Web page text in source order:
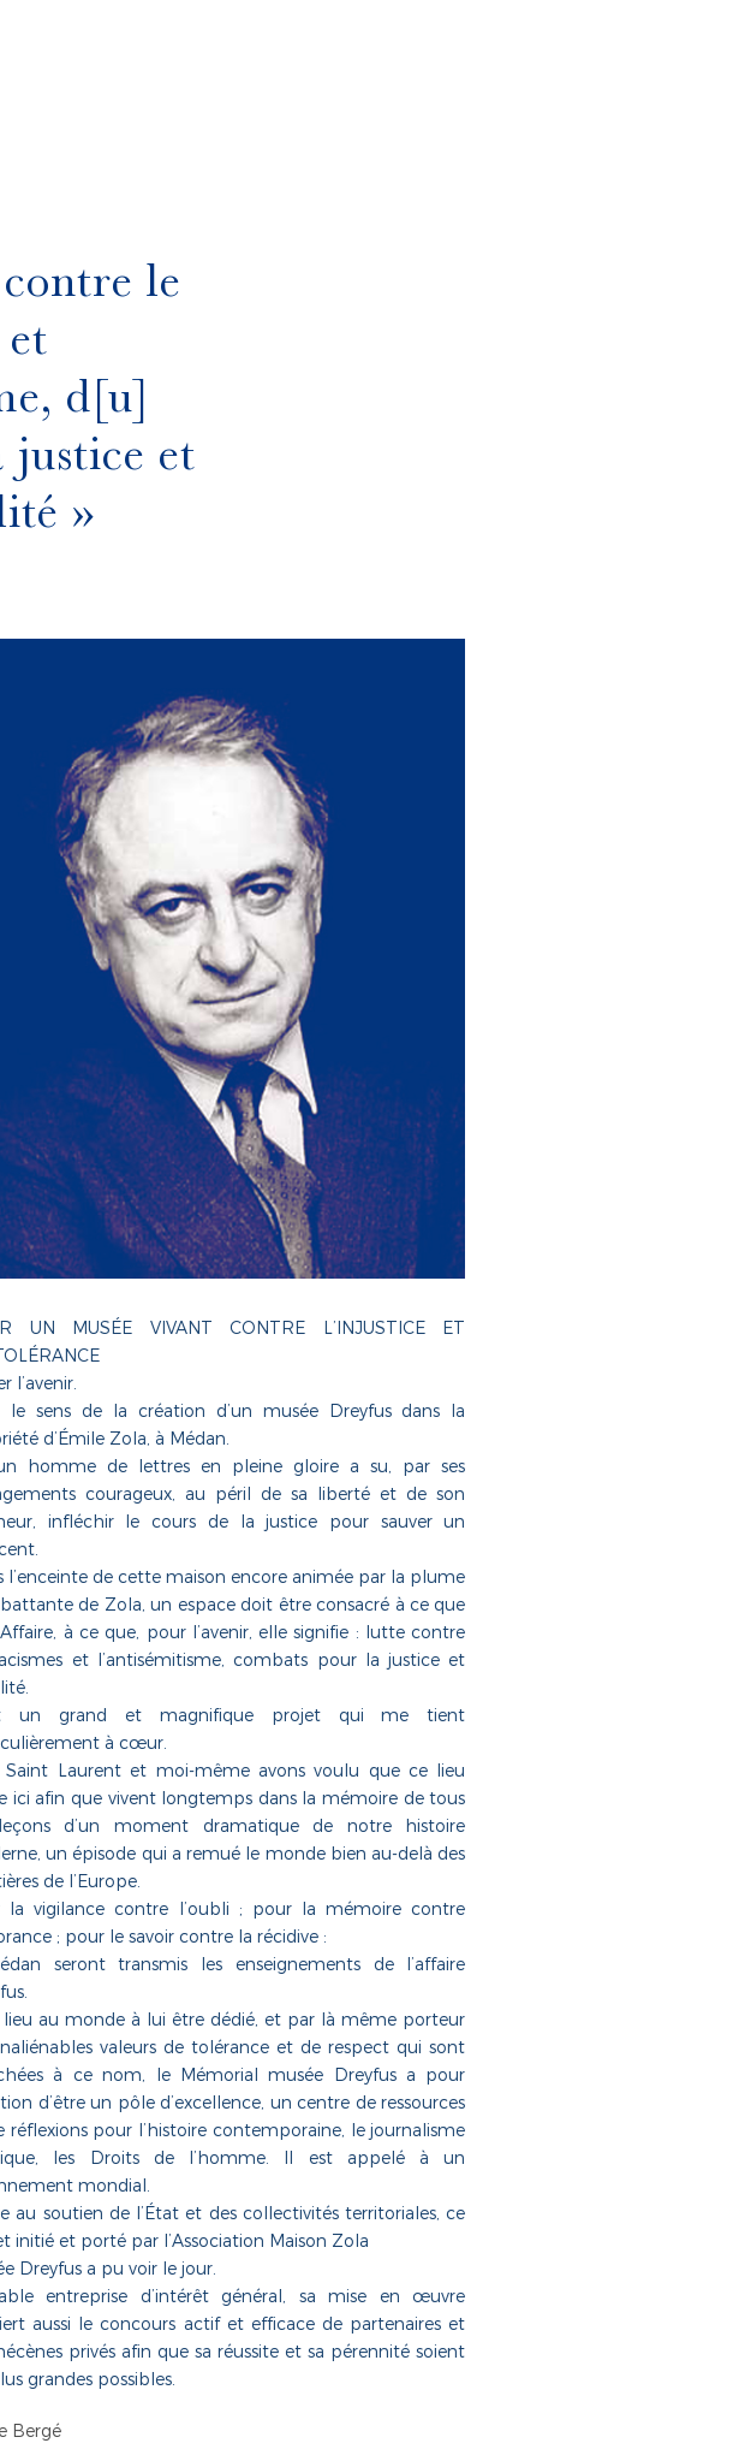
le
d[u]
et
»
UN MUSÉE VIVANT CONTRE L’INJUSTICE ET
l’avenir.
le sens de la création d’un musée Dreyfus dans la
d’Émile Zola, à Médan.
homme de lettres en pleine gloire a su, par ses
courageux, au péril de sa liberté et de son
infléchir le cours de la justice pour sauver un
l’enceinte de cette maison encore animée par la plume
de Zola, un espace doit êtreconsacré à ce que
à ce que, pour l’avenir, elle signifie : lutte contre
et l’antisémitisme,combats pour la justice et
un grand et magnifique projet qui me tient
à cœur.
Saint Laurent et moi-même avons voulu que ce lieu
ici afin que vivent longtemps dans la mémoire de tous
d’un moment dramatique de notre histoire
un épisode qui a remué le monde bien au-delà des
de l’Europe.
la vigilance contre l’oubli ; pour la mémoire contre
; pour le savoir contre la récidive :
seront transmis les enseignements de l’affaire
lieu au monde à lui être dédié, et par là même porteur
valeurs de tolérance et de respect qui sont
à ce nom, le Mémorial musée Dreyfus a pour
d’être un pôle d’excellence, un centre de ressources
réflexions pour l’histoire contemporaine, le journalisme
les Droits de l’homme. Il est appelé à un
mondial.
au soutien de l’État et des collectivités territoriales, ce
initié et porté par l’Association Maison Zola
Dreyfus a pu voir le jour.
entreprise d’intérêt général, sa mise en œuvre
aussi le concours actif et efficace de partenaires et
privés afin que sa réussite et sa pérennité soient
grandes possibles.
Bergé